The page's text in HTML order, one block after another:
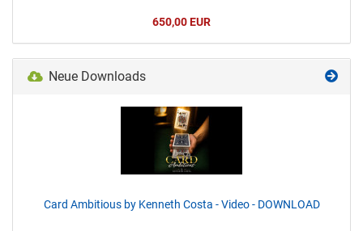
650,00 EUR
Neue Downloads
Card Ambitious by Kenneth Costa - Video - DOWNLOAD